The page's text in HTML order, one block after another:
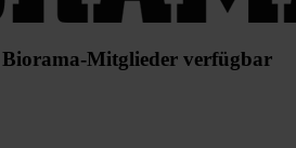
Mitglieder verfügbar